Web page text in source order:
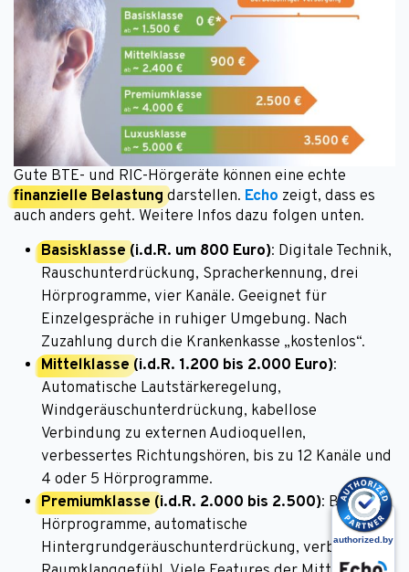
Gute BTE- und RIC-Hörgeräte können eine echte
finanzielle Belastung darstellen. Echo zeigt, dass es
auch anders geht. Weitere Infos dazu folgen unten.
Basisklasse (i.d.R. um 800 Euro): Digitale Technik,
Rauschunterdrückung, Spracherkennung, drei
Hörprogramme, vier Kanäle. Geeignet für
Einzelgespräche in ruhiger Umgebung. Nach
Zuzahlung durch die Krankenkasse „kostenlos“.
Mittelklasse (i.d.R. 1.200 bis 2.000 Euro):
Automatische Lautstärkeregelung,
Windgeräuschunterdrückung, kabellose
Verbindung zu externen Audioquellen,
verbessertes Richtungshören, bis zu 12 Kanäle und
4 oder 5 Hörprogramme.
Premiumklasse (i.d.R. 2.000 bis 2.500): Bis zu 7
Hörprogramme, automatische
Hintergrundgeräuschunterdrückung, verbessertes